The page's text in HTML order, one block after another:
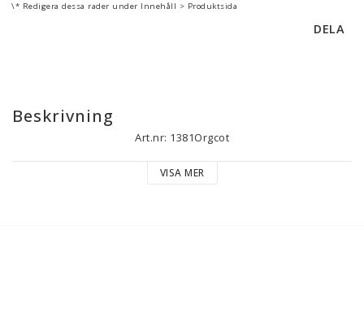
\* Redigera dessa rader under Innehåll > Produktsida
DELA
Beskrivning
Art.nr: 1381Orgcot
VISA MER